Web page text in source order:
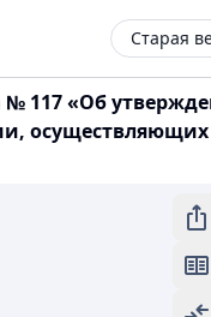
Старая
№ 117 «Об
осуществляющих